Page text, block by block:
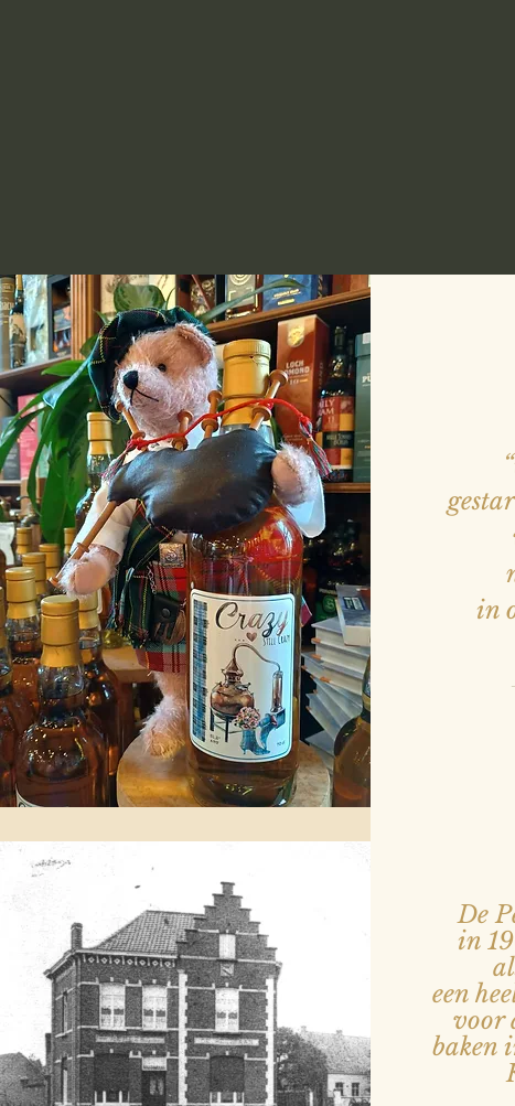
De
in
een
voor
baken
in